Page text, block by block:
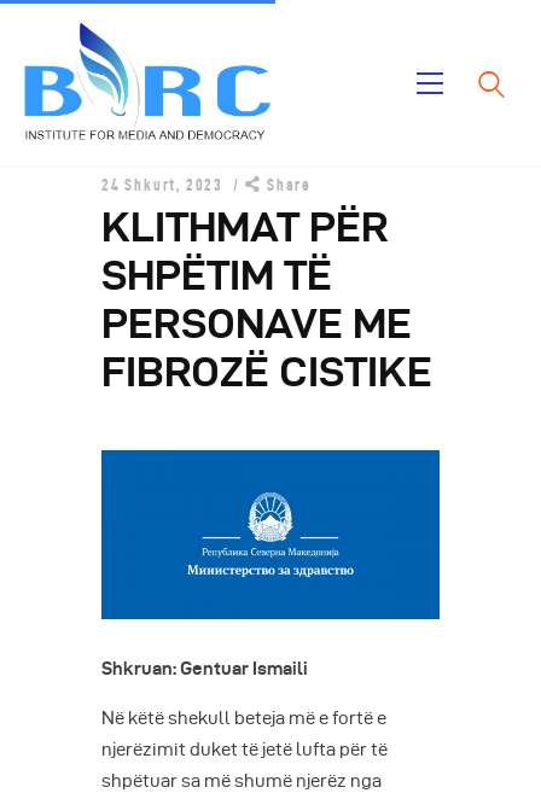
Publikimet
Projektet
Rreth Nesh
24 Shkurt, 2023 Share
KLITHMAT PËR
SHPËTIM TË
PERSONAVE ME
FIBROZË CISTIKE
Shkruan: Gentuar Ismaili
Në këtë shekull beteja më e fortë e
njerëzimit duket të jetë lufta për të
shpëtuar sa më shumë njerëz nga